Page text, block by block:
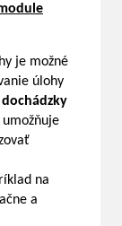
je možné
úlohy
umožňuje
na
a